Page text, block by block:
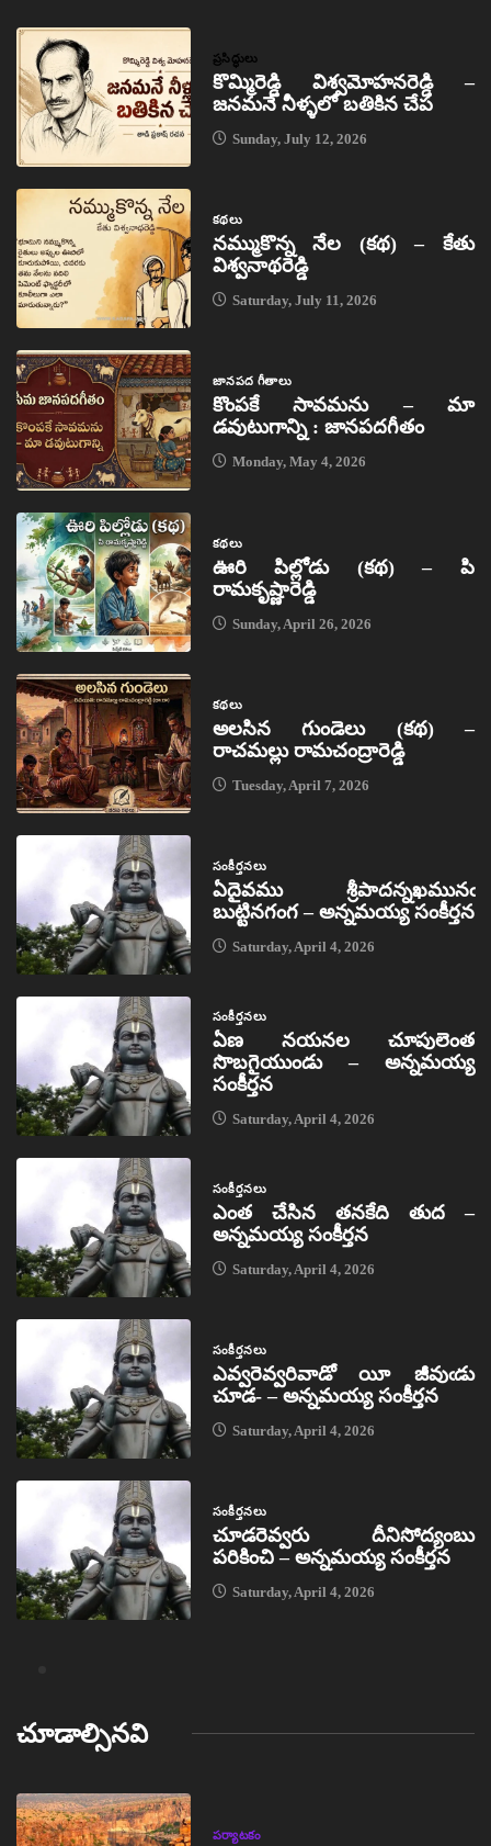
ప్రసిద్ధులు
కొమ్మిరెడ్డి విశ్వమోహనరెడ్డి –
జనమనే నీళ్ళలో బతికిన చేప
Sunday, July 12, 2026
కథలు
నమ్ముకొన్న నేల (కథ) – కేతు
విశ్వనాథరెడ్డి
Saturday, July 11, 2026
జానపద గీతాలు
కొంపకే సావమను – మా
డవుటుగాన్ని : జానపదగీతం
Monday, May 4, 2026
కథలు
ఊరి పిల్లోడు (కథ) – పి
రామకృష్ణారెడ్డి
Sunday, April 26, 2026
కథలు
అలసిన గుండెలు (కథ) –
రాచమల్లు రామచంద్రారెడ్డి
Tuesday, April 7, 2026
సంకీర్తనలు
ఏదైవము శ్రీపాదన్నఖమునఁ
బుట్టినగంగ – అన్నమయ్య సంకీర్తన
Saturday, April 4, 2026
సంకీర్తనలు
ఏణ నయనల చూపులెంత
సొబగైయుండు – అన్నమయ్య
సంకీర్తన
Saturday, April 4, 2026
సంకీర్తనలు
ఎంత చేసిన తనకేది తుద –
అన్నమయ్య సంకీర్తన
Saturday, April 4, 2026
సంకీర్తనలు
ఎవ్వరెవ్వరివాడో యీ జీవుఁడు
చూడ- – అన్నమయ్య సంకీర్తన
Saturday, April 4, 2026
సంకీర్తనలు
చూడరెవ్వరు దీనిసోద్యంబు
పరికించి – అన్నమయ్య సంకీర్తన
Saturday, April 4, 2026
చూడాల్సినవి
పర్యాటకం